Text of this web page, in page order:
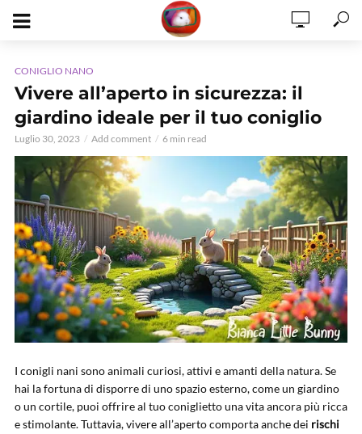
CONIGLIO NANO
Vivere all’aperto in sicurezza: il
giardino ideale per il tuo coniglio
Luglio 30, 2023 Add comment 6 min read
I conigli nani sono animali curiosi, attivi e amanti della natura. Se
hai la fortuna di disporre di uno spazio esterno, come un giardino
o un cortile, puoi offrire al tuo coniglietto una vita ancora più ricca
e stimolante. Tuttavia, vivere all’aperto comporta anche dei rischi